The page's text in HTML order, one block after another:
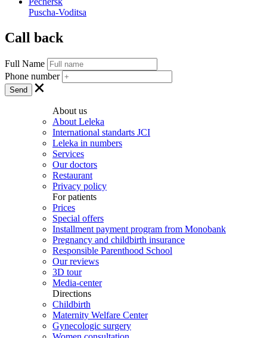
Puscha-Voditsa
Call back
Full Name
Phone number
About us
About Leleka
International standarts JCI
Leleka in numbers
Services
Our doctors
Restaurant
Privacy policy
For patients
Prices
Special offers
Installment payment program from Monobank
Pregnancy and childbirth insurance
Responsible Parenthood School
Our reviews
3D tour
Media-center
Directions
Childbirth
Maternity Welfare Center
Gynecologic surgery